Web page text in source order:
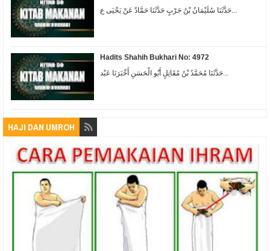
حَدَّثَنَا سُلَيْمَانُ بْنُ حَرْبٍ حَدَّثَنَا حَمَّادٌ عَنْ يَحْيَى ع...
Hadits Shahih Bukhari No: 4972
حَدَّثَنَا مُحَمَّدُ بْنُ مُقَاتِلٍ أَبُو الْحَسَنِ أَخْبَرَنَا عَبْد...
HAJI DAN UMROH